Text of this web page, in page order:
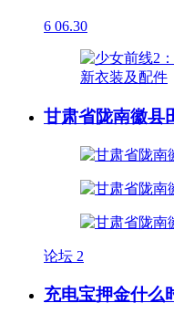
6 06.30
甘肃省陇南徽县
论坛 2
充电宝押金什么